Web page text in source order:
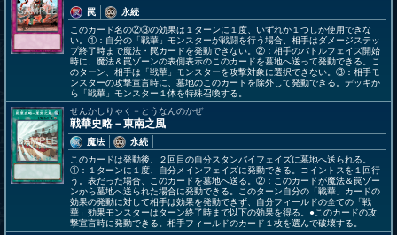
罠
永続
このカード名の②③の効果は１ターンに１度、いずれか１つしか使用できな
い。①：自分の「戦華」モンスターが戦闘を行う場合、相手はダメージステッ
プ終了時まで魔法・罠カードを発動できない。②：相手のバトルフェイズ開始
時に、魔法＆罠ゾーンの表側表示のこのカードを墓地へ送って発動できる。こ
のターン、相手は「戦華」モンスターを攻撃対象に選択できない。③：相手モ
ンスターの攻撃宣言時に、墓地のこのカードを除外して発動できる。デッキか
ら「戦華」モンスター１体を特殊召喚する。
せんかしりゃく－とうなんのかぜ
戦華史略－東南之風
魔法
永続
このカードは発動後、２回目の自分スタンバイフェイズに墓地へ送られる。
①：１ターンに１度、自分メインフェイズに発動できる。コイントスを１回行
う。表だった場合、このカードを墓地へ送る。②：このカードが魔法＆罠ゾー
ンから墓地へ送られた場合に発動できる。このターン自分の「戦華」カードの
効果の発動に対して相手は効果を発動できず、自分フィールドの全ての「戦
華」効果モンスターはターン終了時まで以下の効果を得る。●このカードの攻
撃宣言時に発動できる。相手フィールドのカード１枚を選んで破壊する。